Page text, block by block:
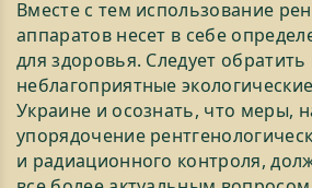
Вместе с тем использование
аппаратов несет в себе
для здоровья. Следует
неблагоприятные
Украине и осознать, что меры,
упорядочение
и радиационного контроля,